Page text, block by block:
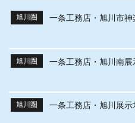
旭川圏 一条工務店・旭川市
旭川圏 一条工務店・旭川南展
旭川圏 一条工務店・旭川展示